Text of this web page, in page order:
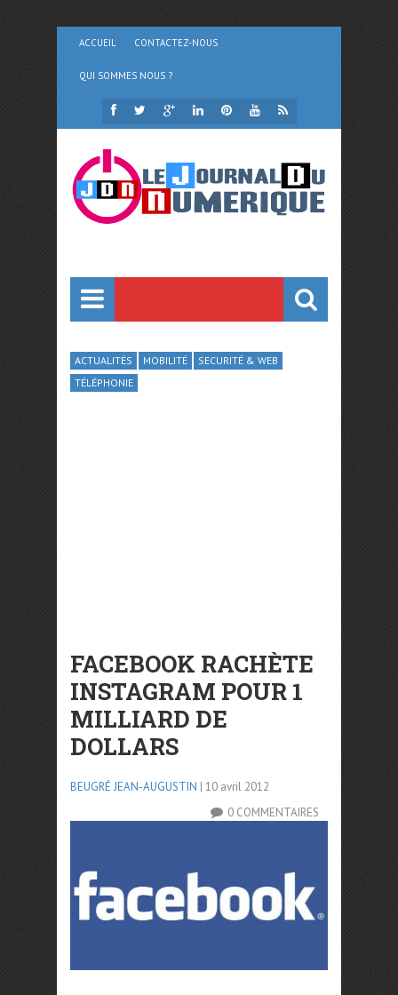
ACCUEIL CONTACTEZ-NOUS
QUI SOMMES NOUS ?
ACTUALITÉS MOBILITÉ
SECURITÉ & WEB
TÉLÉPHONIE
FACEBOOK RACHÈTE
INSTAGRAM POUR 1
MILLIARD DE
DOLLARS
BEUGRÉ JEAN-AUGUSTIN | 10 avril 2012
0 COMMENTAIRES